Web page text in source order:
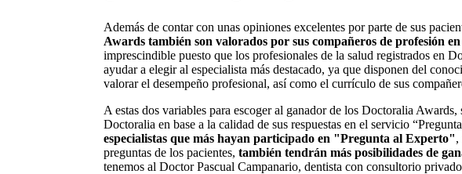
Además de contar con unas opiniones excelentes por parte de sus
Awards también son valorados por sus compañeros de profesión en
imprescindible puesto que los profesionales de la salud registrados en
ayudar a elegir al especialista más destacado, ya que disponen del
valorar el desempeño profesional, así como el currículo de sus
A estas dos variables para escoger al ganador de los Doctoralia
Doctoralia en base a la calidad de sus respuestas en el servicio
especialistas que más hayan participado en "Pregunta al Experto",
preguntas de los pacientes, también tendrán más posibilidades de
tenemos al Doctor Pascual Campanario, dentista con consultorio